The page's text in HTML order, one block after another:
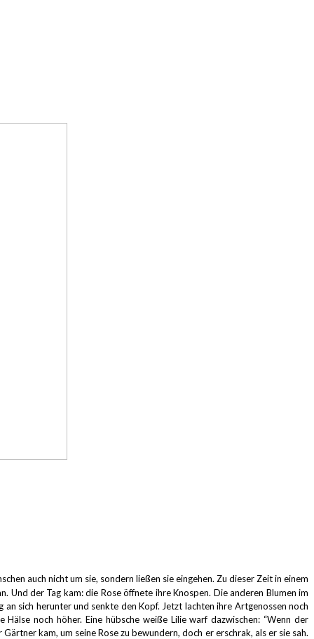
auch nicht um sie, sondern ließen sie eingehen. Zu dieser Zeit in einem
Und der Tag kam: die Rose öffnete ihre Knospen. Die anderen Blumen im
an sich herunter und senkte den Kopf. Jetzt lachten ihre Artgenossen noch
Hälse noch höher.Eine hübsche weiße Lilie warf dazwischen: “Wenn der
Gärtner kam, um seine Rose zu bewundern, doch er erschrak, als er sie sah.